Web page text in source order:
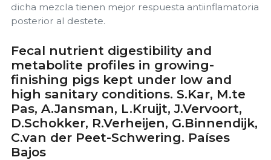
dicha mezcla tienen mejor respuesta antiinflamatoria
posterior al destete.
Fecal nutrient digestibility and
metabolite profiles in growing-
finishing pigs kept under low and
high sanitary conditions. S.Kar, M.te
Pas, A.Jansman, L.Kruijt, J.Vervoort,
D.Schokker, R.Verheijen, G.Binnendijk,
C.van der Peet-Schwering. Países
Bajos